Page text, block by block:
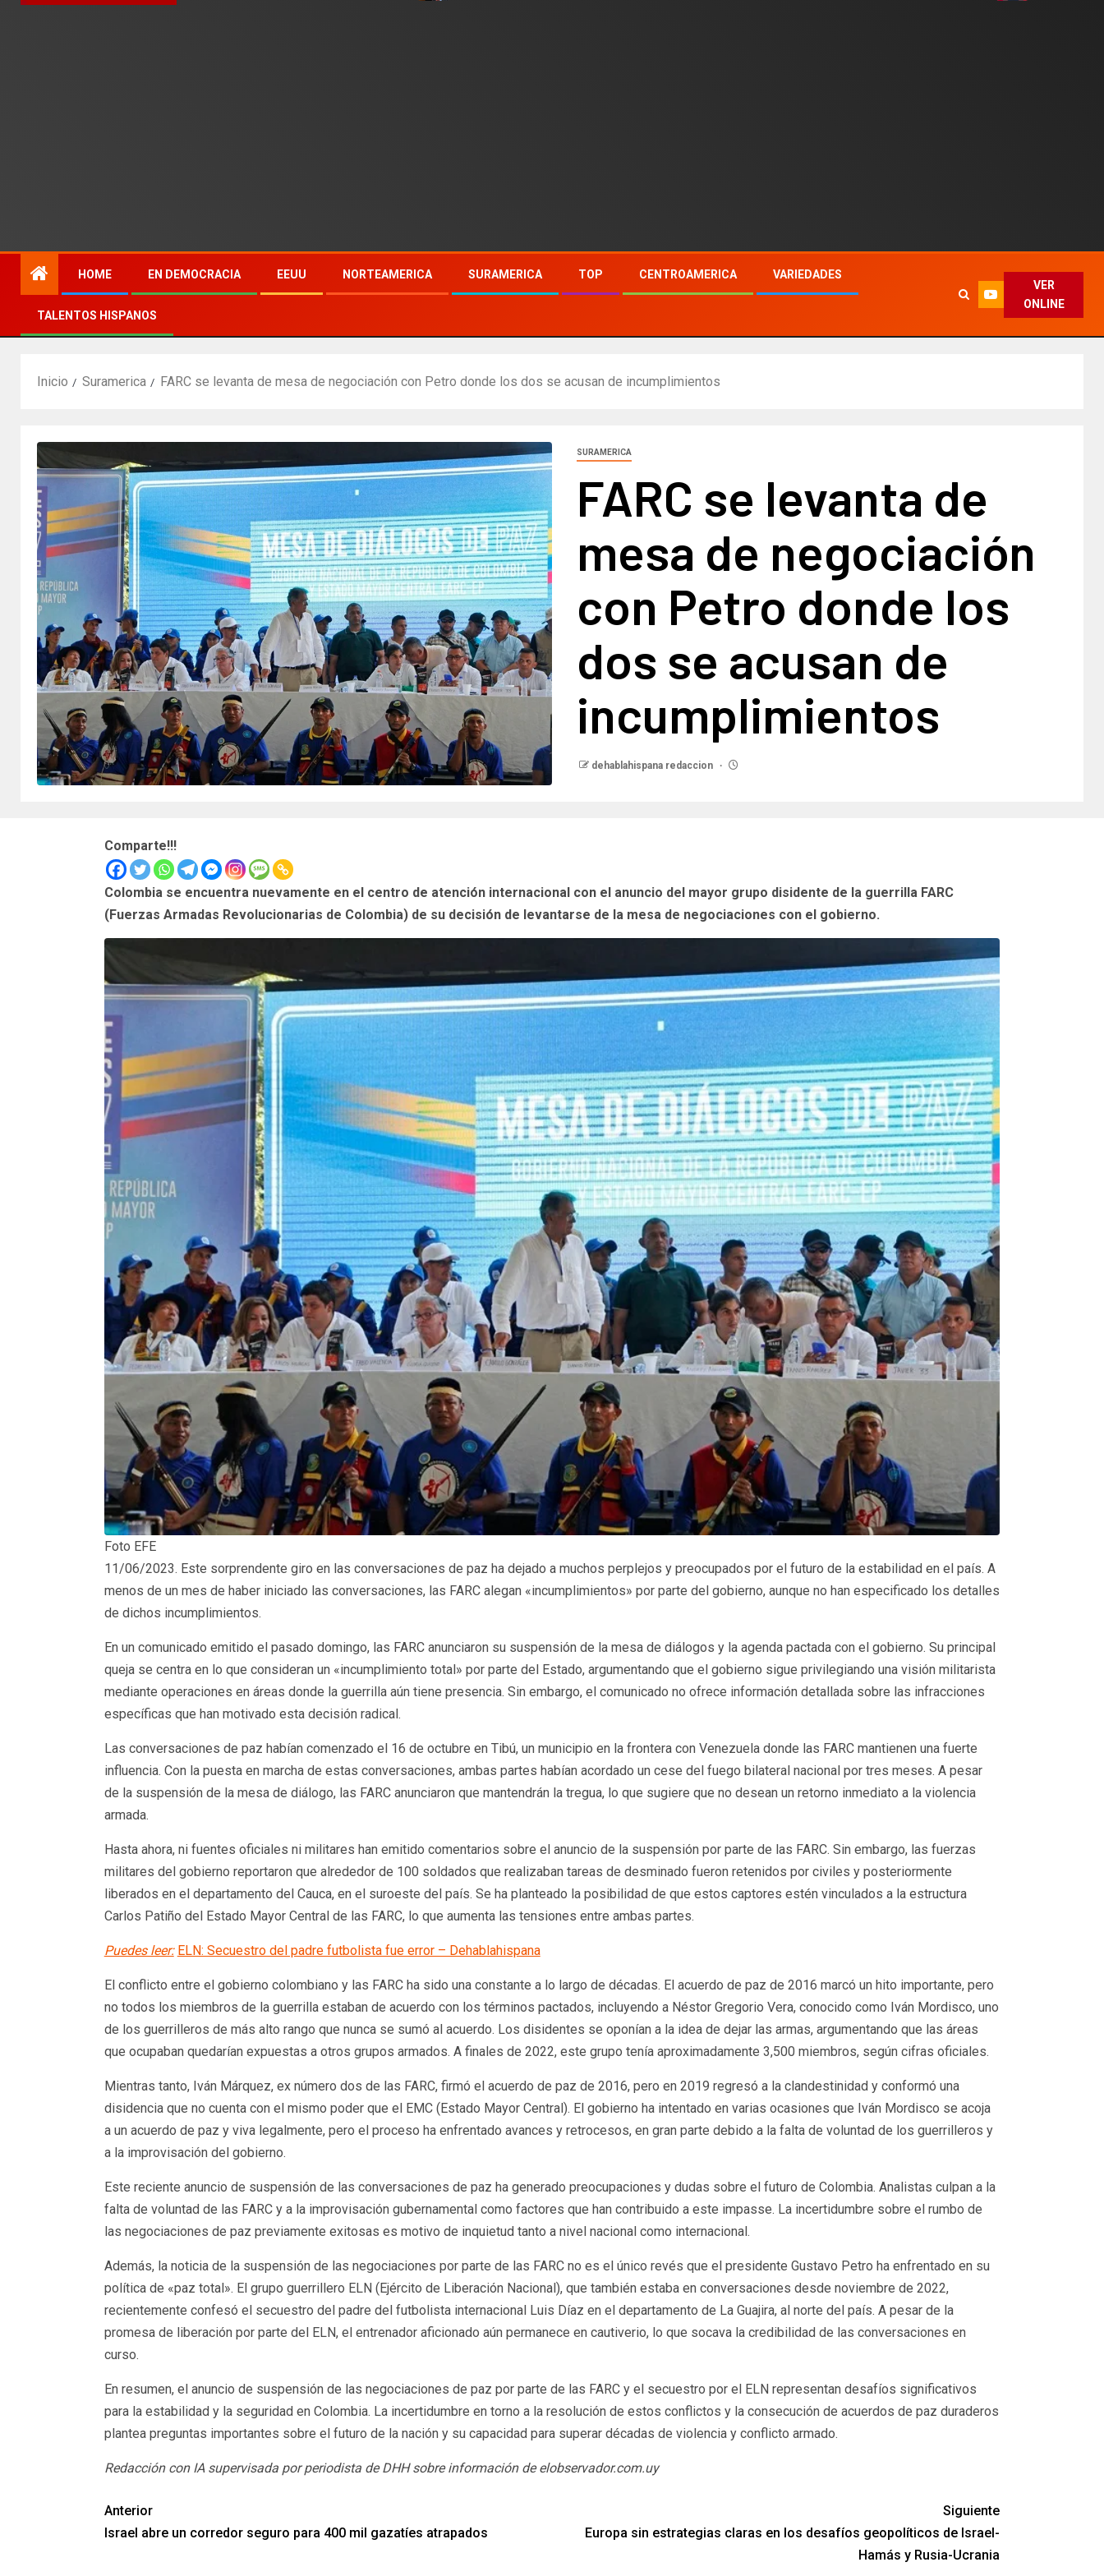
HOME EN DEMOCRACIA EEUU NORTEAMERICA SURAMERICA TOP CENTROAMERICA VARIEDADES
TALENTOS HISPANOS
VER
ONLINE
Inicio Suramerica FARC se levanta de mesa de negociación con Petro donde los dos se acusan de incumplimientos
SURAMERICA
FARC se levanta de
mesa de negociación
con Petro donde los
dos se acusan de
incumplimientos
dehablahispana redaccion
Comparte!!!
Colombia se encuentra nuevamente en el centro de atención internacional con el anuncio del mayor grupo disidente de la guerrilla FARC
(Fuerzas Armadas Revolucionarias de Colombia) de su decisión de levantarse de la mesa de negociaciones con el gobierno.
Foto EFE
11/06/2023. Este sorprendente giro en las conversaciones de paz ha dejado a muchos perplejos y preocupados por el futuro de la estabilidad en el país. A
menos de un mes de haber iniciado las conversaciones, las FARC alegan «incumplimientos» por parte del gobierno, aunque no han especificado los detalles
de dichos incumplimientos.
En un comunicado emitido el pasado domingo, las FARC anunciaron su suspensión de la mesa de diálogos y la agenda pactada con el gobierno. Su principal
queja se centra en lo que consideran un «incumplimiento total» por parte del Estado, argumentando que el gobierno sigue privilegiando una visión militarista
mediante operaciones en áreas donde la guerrilla aún tiene presencia. Sin embargo, el comunicado no ofrece información detallada sobre las infracciones
específicas que han motivado esta decisión radical.
Las conversaciones de paz habían comenzado el 16 de octubre en Tibú, un municipio en la frontera con Venezuela donde las FARC mantienen una fuerte
influencia. Con la puesta en marcha de estas conversaciones, ambas partes habían acordado un cese del fuego bilateral nacional por tres meses. A pesar
de la suspensión de la mesa de diálogo, las FARC anunciaron que mantendrán la tregua, lo que sugiere que no desean un retorno inmediato a la violencia
armada.
Hasta ahora, ni fuentes oficiales ni militares han emitido comentarios sobre el anuncio de la suspensión por parte de las FARC. Sin embargo, las fuerzas
militares del gobierno reportaron que alrededor de 100 soldados que realizaban tareas de desminado fueron retenidos por civiles y posteriormente
liberados en el departamento del Cauca, en el suroeste del país. Se ha planteado la posibilidad de que estos captores estén vinculados a la estructura
Carlos Patiño del Estado Mayor Central de las FARC, lo que aumenta las tensiones entre ambas partes.
Puedes leer: ELN: Secuestro del padre futbolista fue error – Dehablahispana
El conflicto entre el gobierno colombiano y las FARC ha sido una constante a lo largo de décadas. El acuerdo de paz de 2016 marcó un hito importante, pero
no todos los miembros de la guerrilla estaban de acuerdo con los términos pactados, incluyendo a Néstor Gregorio Vera, conocido como Iván Mordisco, uno
de los guerrilleros de más alto rango que nunca se sumó al acuerdo. Los disidentes se oponían a la idea de dejar las armas, argumentando que las áreas
que ocupaban quedarían expuestas a otros grupos armados. A finales de 2022, este grupo tenía aproximadamente 3,500 miembros, según cifras oficiales.
Mientras tanto, Iván Márquez, ex número dos de las FARC, firmó el acuerdo de paz de 2016, pero en 2019 regresó a la clandestinidad y conformó una
disidencia que no cuenta con el mismo poder que el EMC (Estado Mayor Central). El gobierno ha intentado en varias ocasiones que Iván Mordisco se acoja
a un acuerdo de paz y viva legalmente, pero el proceso ha enfrentado avances y retrocesos, en gran parte debido a la falta de voluntad de los guerrilleros y
a la improvisación del gobierno.
Este reciente anuncio de suspensión de las conversaciones de paz ha generado preocupaciones y dudas sobre el futuro de Colombia. Analistas culpan a la
falta de voluntad de las FARC y a la improvisación gubernamental como factores que han contribuido a este impasse. La incertidumbre sobre el rumbo de
las negociaciones de paz previamente exitosas es motivo de inquietud tanto a nivel nacional como internacional.
Además, la noticia de la suspensión de las negociaciones por parte de las FARC no es el único revés que el presidente Gustavo Petro ha enfrentado en su
política de «paz total». El grupo guerrillero ELN (Ejército de Liberación Nacional), que también estaba en conversaciones desde noviembre de 2022,
recientemente confesó el secuestro del padre del futbolista internacional Luis Díaz en el departamento de La Guajira, al norte del país. A pesar de la
promesa de liberación por parte del ELN, el entrenador aficionado aún permanece en cautiverio, lo que socava la credibilidad de las conversaciones en
curso.
En resumen, el anuncio de suspensión de las negociaciones de paz por parte de las FARC y el secuestro por el ELN representan desafíos significativos
para la estabilidad y la seguridad en Colombia. La incertidumbre en torno a la resolución de estos conflictos y la consecución de acuerdos de paz duraderos
plantea preguntas importantes sobre el futuro de la nación y su capacidad para superar décadas de violencia y conflicto armado.
Redacción con IA supervisada por periodista de DHH sobre información de elobservador.com.uy
Anterior
Israel abre un corredor seguro para 400 mil gazatíes atrapados
Siguiente
Europa sin estrategias claras en los desafíos geopolíticos de Israel-
Hamás y Rusia-Ucrania